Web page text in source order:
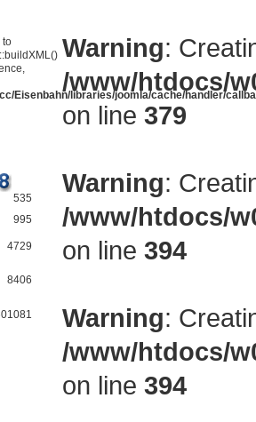
to
Eisenbahn/libraries/joomla/cache/handler/
535
995
4729
8406
Warning:
/www/htdocs/
on line 379
Warning:
/www/htdocs/
on line 394
Warning:
/www/htdocs/
on line 394